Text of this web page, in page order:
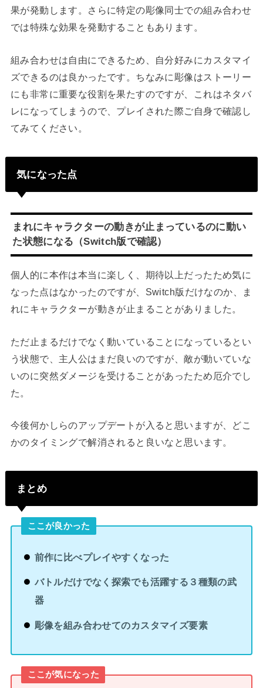
果が発動します。さらに特定の彫像同士での組み合わせ
では特殊な効果を発動することもあります。
組み合わせは自由にできるため、自分好みにカスタマイ
ズできるのは良かったです。ちなみに彫像はストーリー
にも非常に重要な役割を果たすのですが、これはネタバ
レになってしまうので、プレイされた際ご自身で確認し
てみてください。
気になった点
まれにキャラクターの動きが止まっているのに動い
た状態になる（Switch版で確認）
個人的に本作は本当に楽しく、期待以上だったため気に
なった点はなかったのですが、Switch版だけなのか、ま
れにキャラクターが動きが止まることがありました。
ただ止まるだけでなく動いていることになっているとい
う状態で、主人公はまだ良いのですが、敵が動いていな
いのに突然ダメージを受けることがあったため厄介でし
た。
今後何かしらのアップデートが入ると思いますが、どこ
かのタイミングで解消されると良いなと思います。
まとめ
ここが良かった
前作に比べプレイやすくなった
バトルだけでなく探索でも活躍する３種類の武
器
彫像を組み合わせてのカスタマイズ要素
ここが気になった